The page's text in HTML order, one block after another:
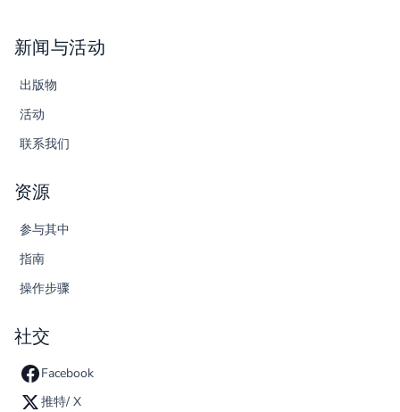
新闻与活动
出版物
活动
联系我们
资源
参与其中
指南
操作步骤
社交
Facebook
推特/ X